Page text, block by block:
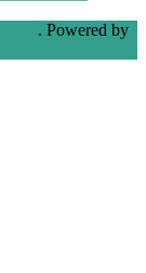
. Powered by